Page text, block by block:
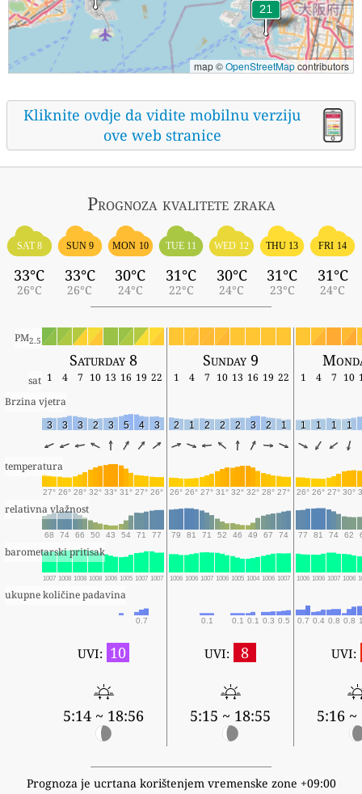
map ©OpenStreetMapcontributors
Kliknite ovdje da vidite mobilnu verziju
ove web stranice
Prognoza kvalitete zraka
SAT 8
33°C
26°C
SUN 9
33°C
26°C
MON 10
30°C
24°C
TUE 11
31°C
22°C
WED 12
30°C
24°C
THU 13
31°C
23°C
FRI 14
31°C
24°C
PM2.5
Saturday 8 Sunday 9
sat 1 4 7 10 13 16 19 22 1 4 7 10 13 16 19 22 1 4 7 10
Brzina vjetra
3 3 3 2 3 5 4 3 2 1 2 2 2 3 2 1 1 1 1 1
temperatura
27° 26° 28° 32° 33° 31° 27° 26° 26° 26° 27° 31° 32° 32° 28° 27° 26° 26° 27° 30°
relativna vlažnost
68 74 66 50 43 54 71 77 79 81 71 52 46 49 67 74 77 81 74 62
barometarski pritisak
1007 1008 1008 1008 1006 1005 1007 1007 1006 1006 1007 1006 1005 1004 1006 1007 1006 1006 1007 1006
ukupne količine padavina
0.7 0.1 0.1 0.1 0.3 0.5 0.7 0.4 0.8 0.8
UVI: 10
5:14 ~ 18:56
UVI: 8
5:15 ~ 18:55
UVI:
5:16 ~
Prognoza je ucrtana korištenjem vremenske zone +09:00